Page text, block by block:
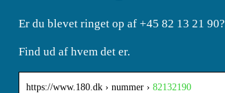
Er du blevet ringet op af +45 82 13 21 90?
Find ud af hvem det er.
https://www.180.dk › nummer › 82132190